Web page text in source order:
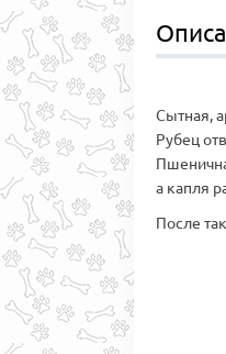
Сытная,
Рубец
а капля
После